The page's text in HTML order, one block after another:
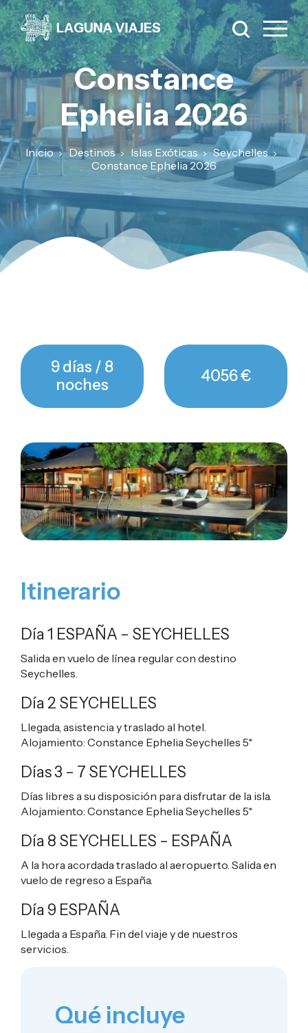
Constance
Ephelia 2026
Inicio Destinos Islas Exóticas
Seychelles
Constance Ephelia 2026
9 días / 8
noches
4056 €
Itinerario
Día 1 ESPAÑA – SEYCHELLES
Salida en vuelo de línea regular con destino
Seychelles.
Día 2 SEYCHELLES
Llegada, asistencia y traslado al hotel.
Alojamiento: Constance Ephelia Seychelles 5*
Días 3 – 7 SEYCHELLES
Días libres a su disposición para disfrutar de la isla.
Alojamiento: Constance Ephelia Seychelles 5*
Día 8 SEYCHELLES – ESPAÑA
A la hora acordada traslado al aeropuerto. Salida en
vuelo de regreso a España.
Día 9 ESPAÑA
Llegada a España. Fin del viaje y de nuestros
servicios.
Qué incluye